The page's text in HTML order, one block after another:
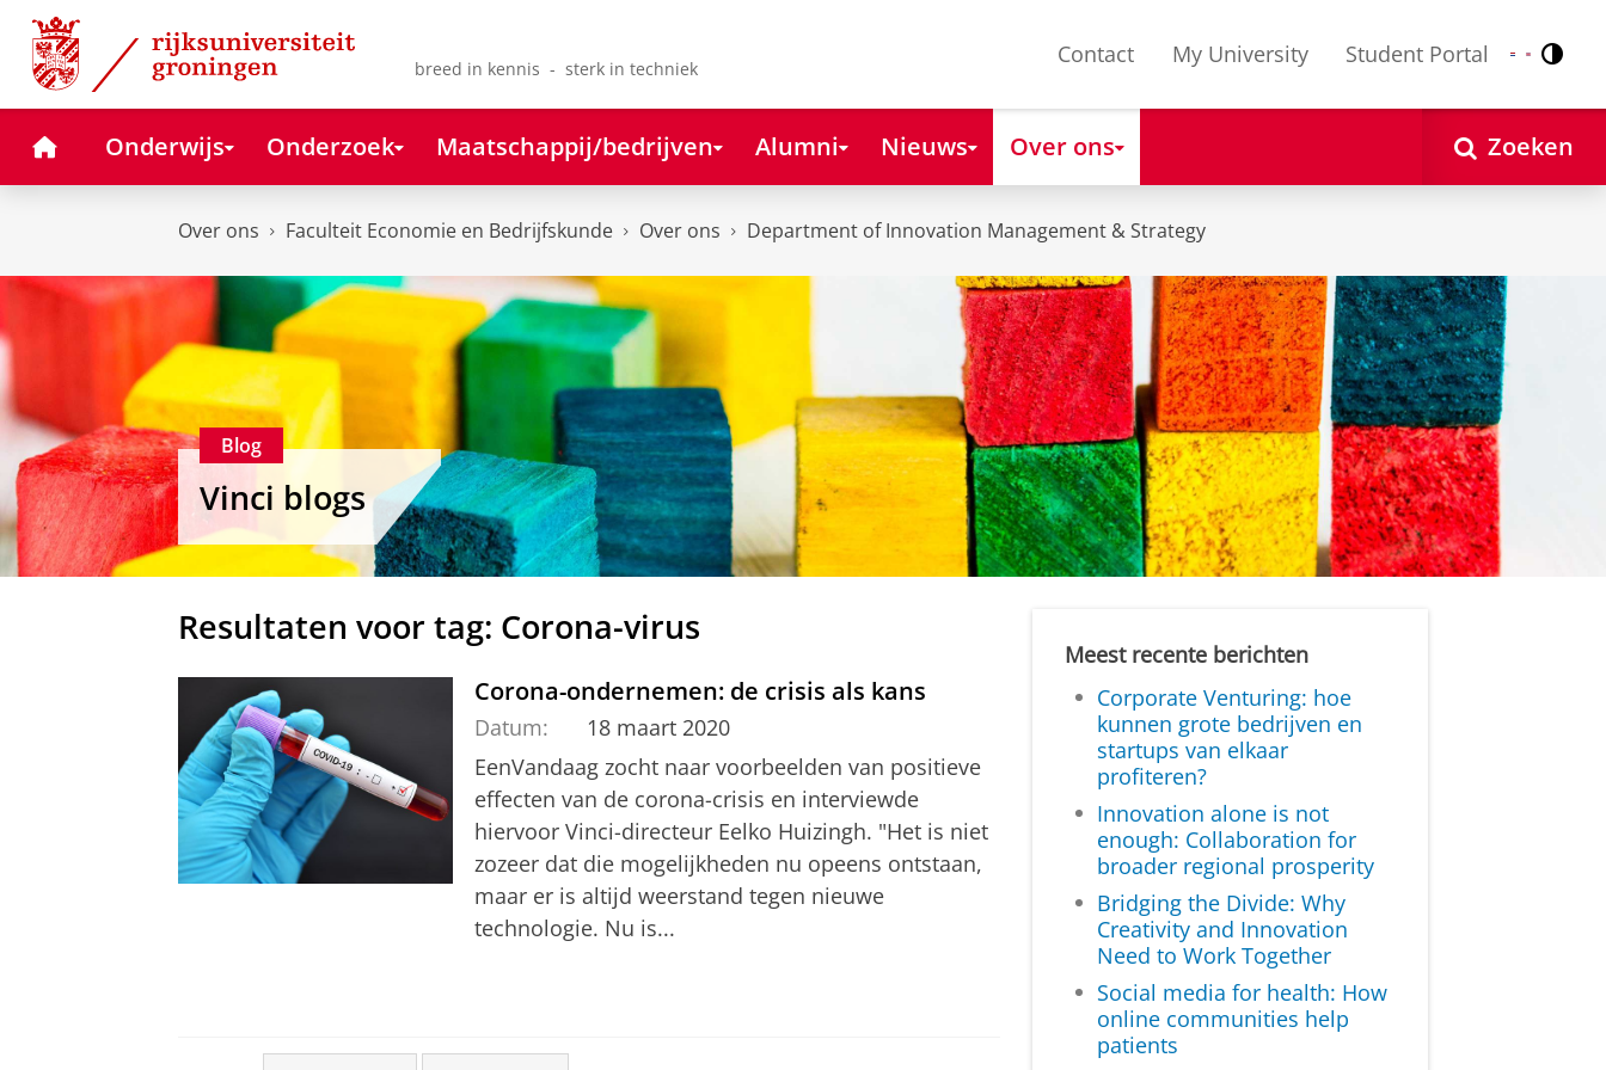
Skip
Content
Skip
Navigation
breed in kennis - sterk in techniek
Contact My University Student Portal Nederlands
English
HomeOnderwijs Onderzoek Maatschappij/bedrijven Alumni Nieuws Over ons Zoeken
Over ons Faculteit Economie en Bedrijfskunde Over ons Department of Innovation Management & Strategy
Blog
Vinci blogs
Resultaten voor tag: Corona-virus
Corona-ondernemen: de crisis als kans
Datum:
18 maart 2020
EenVandaag zocht naar voorbeelden van positieve
effecten van de corona-crisis en interviewde
hiervoor Vinci-directeur Eelko Huizingh. "Het is niet
zozeer dat die mogelijkheden nu opeens ontstaan,
maar er is altijd weerstand tegen nieuwe
technologie. Nu is...
Meest recente berichten
Corporate Venturing: hoe
kunnen grote bedrijven en
startups van elkaar
profiteren?
Innovation alone is not
enough: Collaboration for
broader regional prosperity
Bridging the Divide: Why
Creativity and Innovation
Need to Work Together
Social media for health: How
online communities help
patients